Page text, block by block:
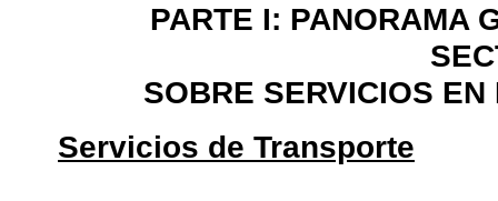
PARTE I: PANORAMA
SOBRE SERVICIOS
Servicios de Transporte